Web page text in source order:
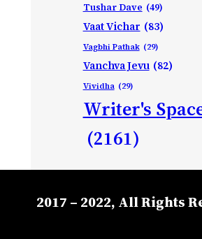
Tushar Dave (49)
Vaat Vichar (83)
Vagbhi Pathak (29)
Vanchva Jevu (82)
Vividha (29)
Writer's
(2161)
2017 – 2022, All Rights